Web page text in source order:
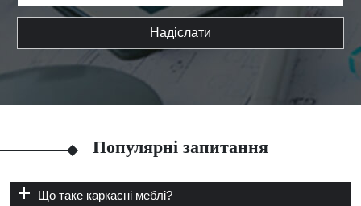
Надіслати
Популярні запитання
Що таке каркасні меблі?